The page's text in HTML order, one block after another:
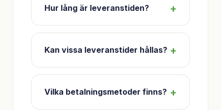
Hur lång är leveranstiden?
Kan vissa leveranstider hållas?
Vilka betalningsmetoder finns?